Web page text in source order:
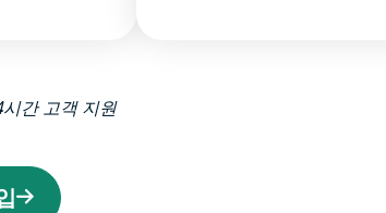
간 고객 지원